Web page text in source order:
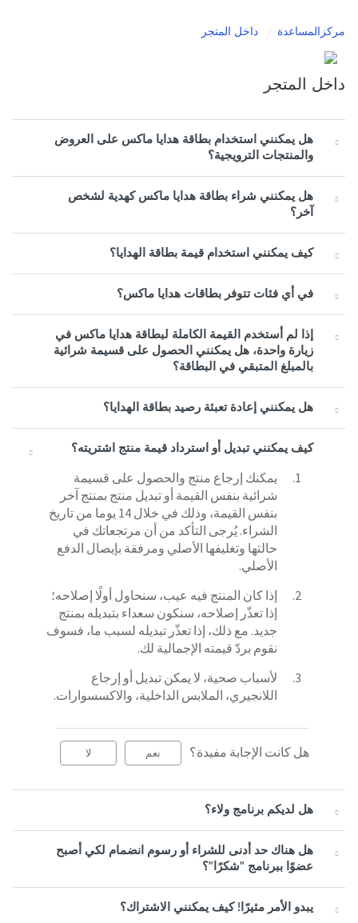
مركزالمساعدة داخل المتجر
داخل المتجر
هل يمكنني استخدام بطاقة هدايا ماكس على العروض
والمنتجات الترويجية؟
هل يمكنني شراء بطاقة هدايا ماكس كهدية لشخص
آخر؟
كيف يمكنني استخدام قيمة بطاقة الهدايا؟
في أي فئات تتوفر بطاقات هدايا ماكس؟
إذا لم أستخدم القيمة الكاملة لبطاقة هدايا ماكس في
زيارة واحدة، هل يمكنني الحصول على قسيمة شرائية
بالمبلغ المتبقي في البطاقة؟
هل يمكنني إعادة تعبئة رصيد بطاقة الهدايا؟
كيف يمكنني تبديل أو استرداد قيمة منتج اشتريته؟
يمكنك إرجاع منتج والحصول على قسيمة
شرائية بنفس القيمة أو تبديل منتج بمنتج آخر
بنفس القيمة، وذلك في خلال 14 يوما من تاريخ
الشراء. يُرجى التأكد من أن مرتجعاتك في
حالتها وتغليفها الأصلي ومرفقة بإيصال الدفع
الأصلي.
إذا كان المنتج فيه عيب، سنحاول أولًا إصلاحه؛
إذا تعذّر إصلاحه، سنكون سعداء بتبديله بمنتج
جديد. مع ذلك، إذا تعذّر تبديله لسبب ما، فسوف
نقوم بردّ قيمته الإجمالية لك.
لأسباب صحية، لا يمكن تبديل أو إرجاع
اللانجيري، الملابس الداخلية، والاكسسوارات.
هل كانت الإجابة مفيدة؟ نعم لا
هل لديكم برنامج ولاء؟
هل هناك حد أدنى للشراء أو رسوم انضمام لكي أصبح
عضوًا ببرنامج "شكرًا"؟
يبدو الأمر مثيرًا! كيف يمكنني الاشتراك؟